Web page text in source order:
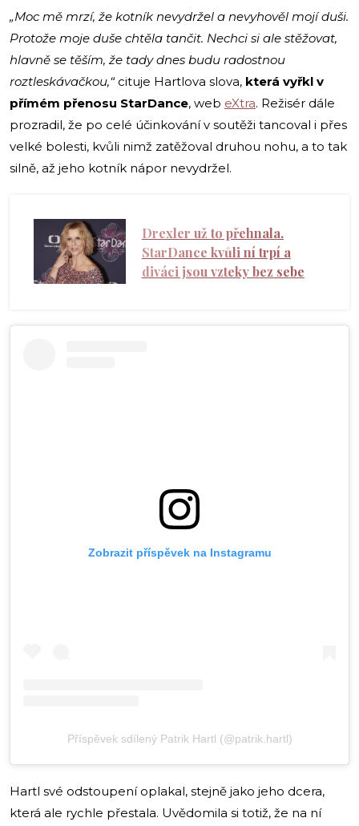
„Moc mě mrzí, že kotník nevydržel a nevyhověl mojí duši.
Protože moje duše chtěla tančit. Nechci si ale stěžovat,
hlavně se těším, že tady dnes budu radostnou
roztleskávačkou,“ cituje Hartlova slova, která vyřkl v
přímém přenosu StarDance, web eXtra. Režisér dále
prozradil, že po celé účinkování v soutěži tancoval i přes
velké bolesti, kvůli nimž zatěžoval druhou nohu, a to tak
silně, až jeho kotník nápor nevydržel.
Drexler už to přehnala.
StarDance kvůli ní trpí a
diváci jsou vzteky bez sebe
Zobrazit příspěvek na Instagramu
Příspěvek sdílený Patrik Hartl (@patrik.hartl)
Hartl své odstoupení oplakal, stejně jako jeho dcera,
která ale rychle přestala. Uvědomila si totiž, že na ní